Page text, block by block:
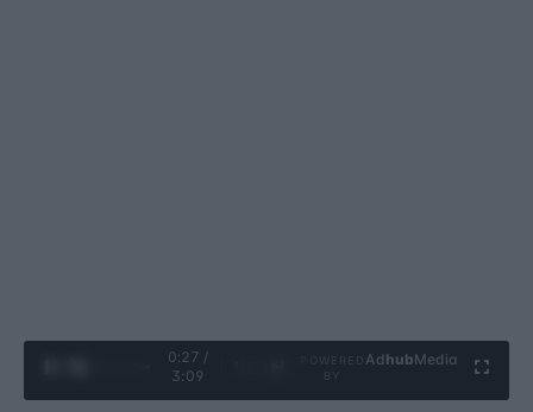
0:28 /
3:09
Ad hubMedia